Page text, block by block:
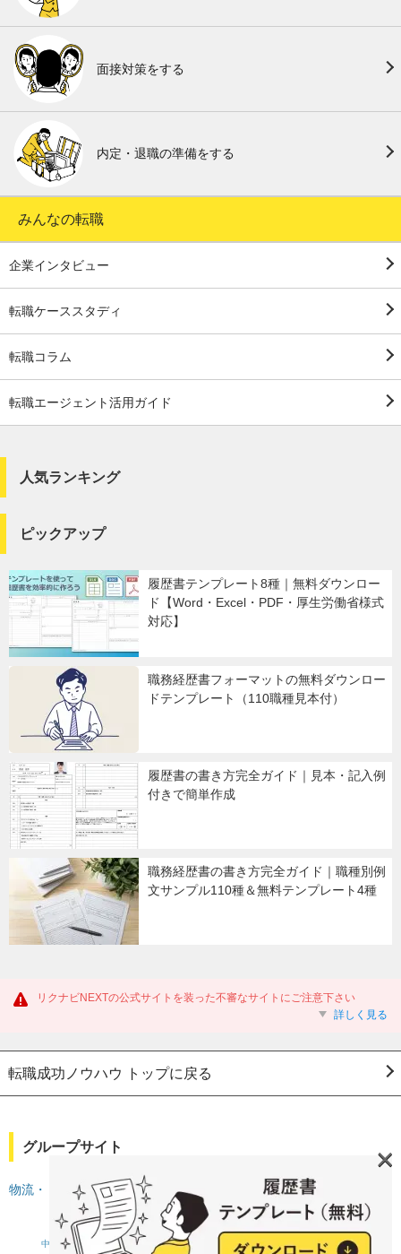
面接対策をする
内定・退職の準備をする
みんなの転職
企業インタビュー
転職ケーススタディ
転職コラム
転職エージェント活用ガイド
人気ランキング
ピックアップ
履歴書テンプレート8種｜無料ダウンロー
ド【Word・Excel・PDF・厚生労働省様式
対応】
職務経歴書フォーマットの無料ダウンロー
ドテンプレート（110職種見本付）
履歴書の書き方完全ガイド｜見本・記入例
付きで簡単作成
職務経歴書の書き方完全ガイド｜職種別例
文サンプル110種＆無料テンプレート4種
リクナビNEXTの公式サイトを装った不審なサイトにご注意下さい
詳しく見る
転職成功ノウハウ トップに戻る
グループサイト
物流・ドライバー求人サーチ
中途採用をご検討の企業様 利用規約・プライバシーポリシー サイトマップ
×